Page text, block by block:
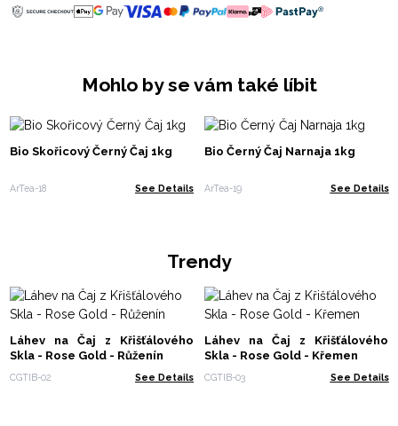
Mohlo by se vám také líbit
Bio Skořicový Černý Čaj 1kg
ArTea-18 See Details
Bio Černý Čaj Narnaja 1kg
ArTea-19 See Details
Trendy
Láhev na Čaj z Křišťálového
Skla - Rose Gold - Růženín
CGTIB-02 See Details
Láhev na Čaj z Křišťálového
Skla - Rose Gold - Křemen
CGTIB-03 See Details